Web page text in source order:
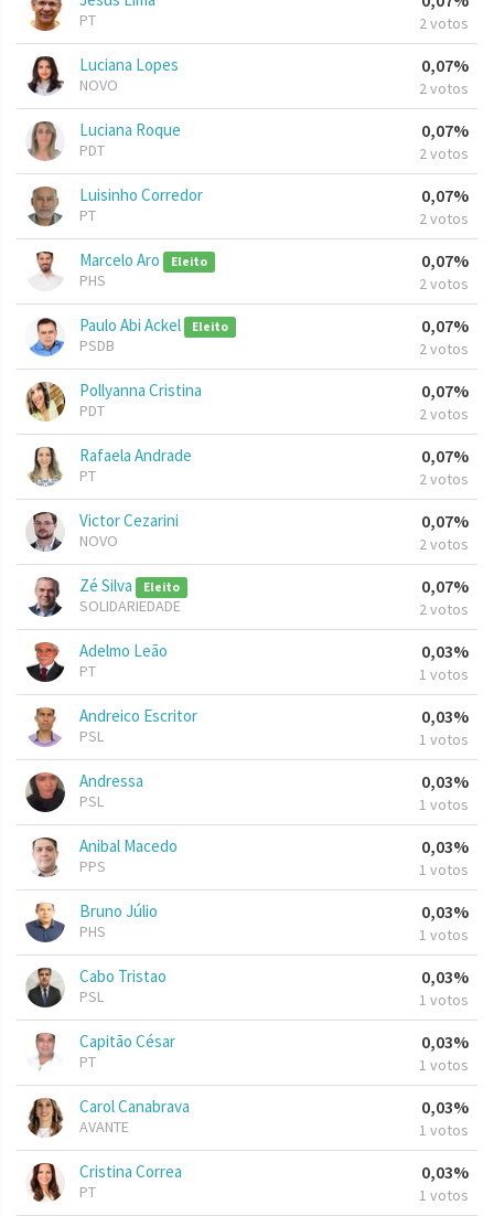
PT 2 votos
Luciana Lopes
NOVO
0,07%
2 votos
Luciana Roque
PDT
0,07%
2 votos
Luisinho Corredor
PT
0,07%
2 votos
Marcelo Aro Eleito
PHS
0,07%
2 votos
Paulo Abi Ackel Eleito
PSDB
0,07%
2 votos
Pollyanna Cristina
PDT
0,07%
2 votos
Rafaela Andrade
PT
0,07%
2 votos
Victor Cezarini
NOVO
0,07%
2 votos
Zé Silva Eleito
SOLIDARIEDADE
0,07%
2 votos
Adelmo Leão
PT
0,03%
1 votos
Andreico Escritor
PSL
0,03%
1 votos
Andressa
PSL
0,03%
1 votos
Anibal Macedo
PPS
0,03%
1 votos
Bruno Júlio
PHS
0,03%
1 votos
Cabo Tristao
PSL
0,03%
1 votos
Capitão César
PT
0,03%
1 votos
Carol Canabrava
AVANTE
0,03%
1 votos
Cristina Correa
PT
0,03%
1 votos